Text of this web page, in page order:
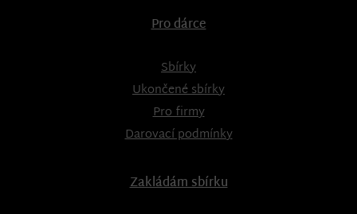
Pro dárce
Sbírky
Ukončené sbírky
Pro firmy
Darovací podmínky
Zakládám sbírku